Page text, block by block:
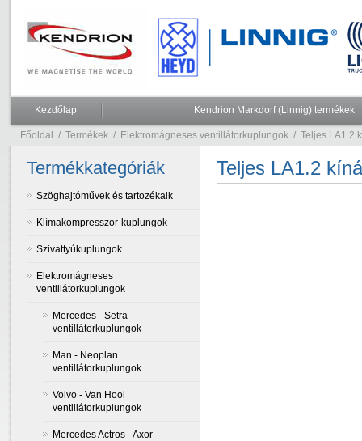
Kezdőlap Kendrion Markdorf (Linnig) termékek
Főoldal / Termékek / Elektromágneses ventillátorkuplungok / Teljes LA1.2
Termékkategóriák
Szöghajtóművek és tartozékaik
Klímakompresszor-kuplungok
Szivattyúkuplungok
Elektromágneses
ventillátorkuplungok
Mercedes - Setra
ventillátorkuplungok
Man - Neoplan
ventillátorkuplungok
Volvo - Van Hool
ventillátorkuplungok
Mercedes Actros - Axor
Teljes LA1.2